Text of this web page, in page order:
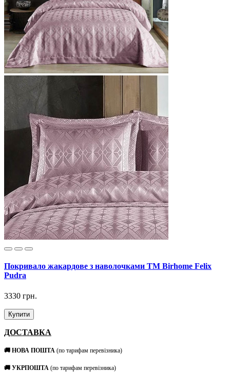
Покривало жакардове з наволочками ТМ Birhome Felix
Pudra
3330 грн.
Купити
ДОСТАВКА
🚚 НОВА ПОШТА (по тарифам перевізника)
🚚 УКРПОШТА (по тарифам перевізника)